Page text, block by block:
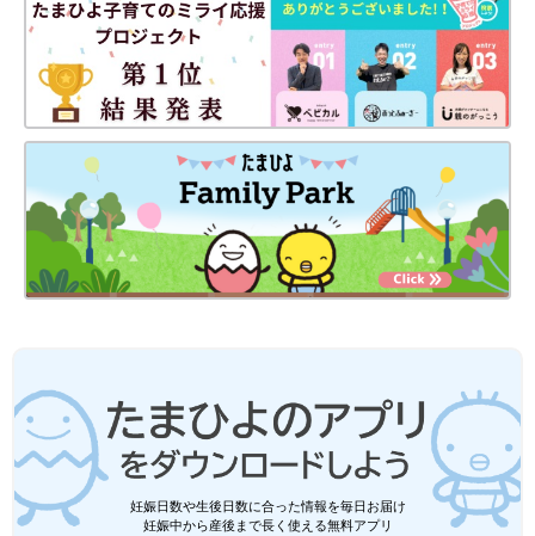
妊娠日数や生後日数に合った情報を毎日お届け
妊娠中から産後まで長く使える無料アプリ